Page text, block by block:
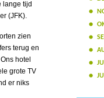
lange tijd
(JFK).
zien
terug en
hotel
grote TV
er niks